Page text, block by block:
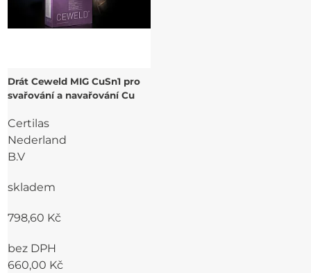
Drát Ceweld MIG CuSn1 pro
svařování a navařování Cu
Certilas
Nederland
B.V
skladem
798,60 Kč
bez DPH
660,00 Kč